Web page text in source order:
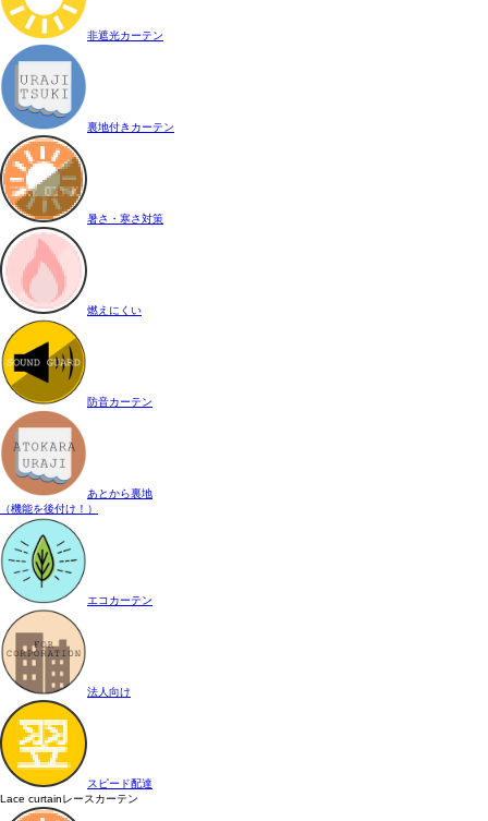
非遮光カーテン
裏地付きカーテン
暑さ・寒さ対策
燃えにくい
防音カーテン
あとから裏地
（機能を後付け！）
エコカーテン
法人向け
スピード配達
Lace curtainレースカーテン